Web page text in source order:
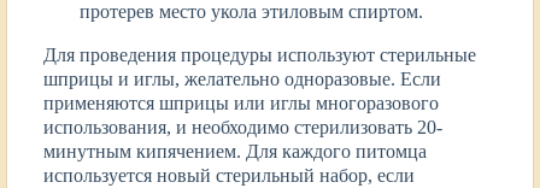
протерев место укола этиловым спиртом.
Для проведения процедуры используют стерильные
шприцы и иглы, желательно одноразовые. Если
применяются шприцы или иглы многоразового
использования, и необходимо стерилизовать 20-
минутным кипячением. Для каждого питомца
используется новый стерильный набор, если